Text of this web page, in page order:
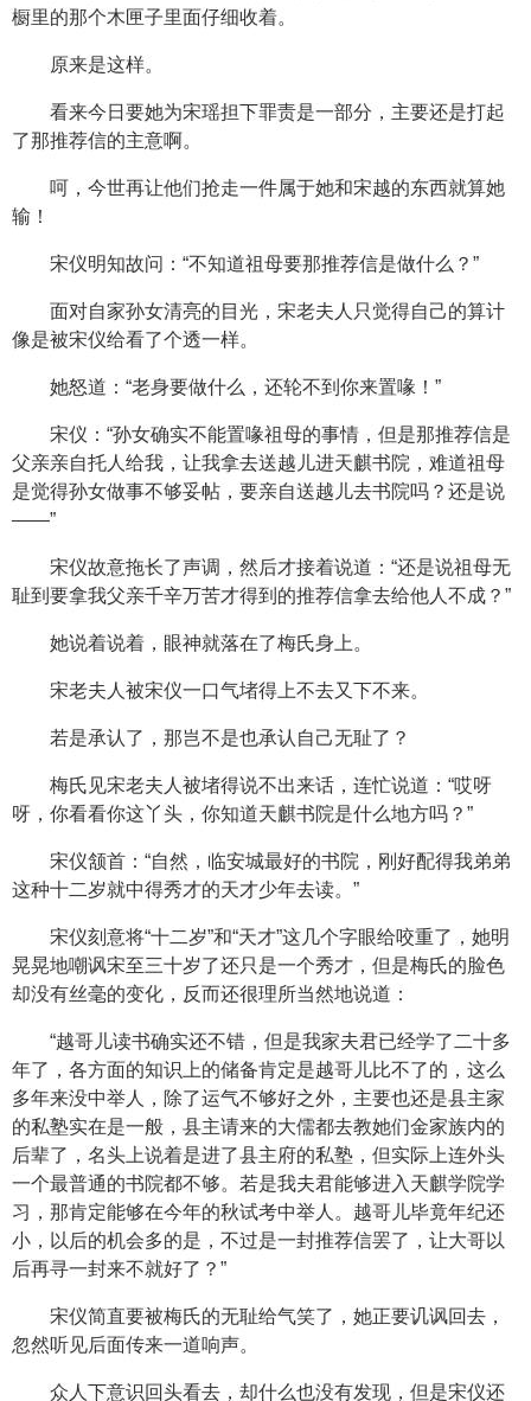
橱里的那个木匣子里面仔细收着。
原来是这样。
看来今日要她为宋瑶担下罪责是一部分，主要还是打起
了那推荐信的主意啊。
呵，今世再让他们抢走一件属于她和宋越的东西就算她
输！
宋仪明知故问：“不知道祖母要那推荐信是做什么？”
面对自家孙女清亮的目光，宋老夫人只觉得自己的算计
像是被宋仪给看了个透一样。
她怒道：“老身要做什么，还轮不到你来置喙！”
宋仪：“孙女确实不能置喙祖母的事情，但是那推荐信是
父亲亲自托人给我，让我拿去送越儿进天麒书院，难道祖母
是觉得孙女做事不够妥帖，要亲自送越儿去书院吗？还是说
——”
宋仪故意拖长了声调，然后才接着说道：“还是说祖母无
耻到要拿我父亲千辛万苦才得到的推荐信拿去给他人不成？”
她说着说着，眼神就落在了梅氏身上。
宋老夫人被宋仪一口气堵得上不去又下不来。
若是承认了，那岂不是也承认自己无耻了？
梅氏见宋老夫人被堵得说不出来话，连忙说道：“哎呀
呀，你看看你这丫头，你知道天麒书院是什么地方吗？”
宋仪颔首：“自然，临安城最好的书院，刚好配得我弟弟
这种十二岁就中得秀才的天才少年去读。”
宋仪刻意将“十二岁”和“天才”这几个字眼给咬重了，她明
晃晃地嘲讽宋至三十岁了还只是一个秀才，但是梅氏的脸色
却没有丝毫的变化，反而还很理所当然地说道：
“越哥儿读书确实还不错，但是我家夫君已经学了二十多
年了，各方面的知识上的储备肯定是越哥儿比不了的，这么
多年来没中举人，除了运气不够好之外，主要也还是县主家
的私塾实在是一般，县主请来的大儒都去教她们金家族内的
后辈了，名头上说着是进了县主府的私塾，但实际上连外头
一个最普通的书院都不够。若是我夫君能够进入天麒学院学
习，那肯定能够在今年的秋试考中举人。越哥儿毕竟年纪还
小，以后的机会多的是，不过是一封推荐信罢了，让大哥以
后再寻一封来不就好了？”
宋仪简直要被梅氏的无耻给气笑了，她正要讥讽回去，
忽然听见后面传来一道响声。
众人下意识回头看去，却什么也没有发现，但是宋仪还